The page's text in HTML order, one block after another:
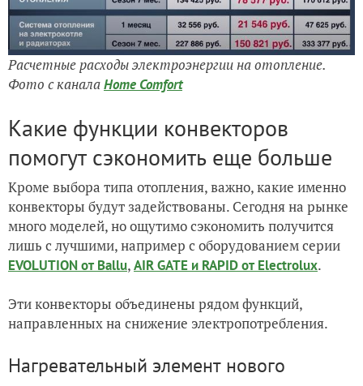
Расчетные расходы электроэнергии на отопление.
Фото с каналаHome Comfort
Какие функции конвекторов
помогут сэкономить еще больше
Кроме выбора типа отопления, важно, какие именно
конвекторы будут задействованы. Сегодня на рынке
много моделей, но ощутимо сэкономить получится
лишь с лучшими, например с оборудованием серии
EVOLUTION от Ballu,AIR GATE и RAPID от Electrolux.
Эти конвекторы объединены рядом функций,
направленных на снижение электропотребления.
Нагревательный элемент нового